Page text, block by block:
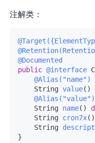
注解类：
@Documented
public @interface
@Alias("name")
    String
value()
@Alias("value")
    String
name()
    String
cron7x()
    String